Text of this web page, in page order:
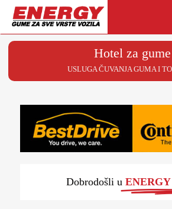
Hotel za gume
USLUGA ČUVANJA GUMA I
Dobrodošli u ENERGY